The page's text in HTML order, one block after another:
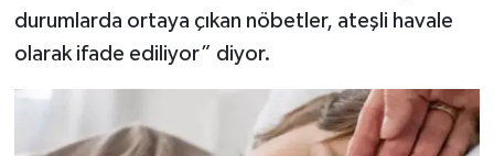
durumlarda ortaya çıkan nöbetler, ateşli havale
olarak ifade ediliyor” diyor.